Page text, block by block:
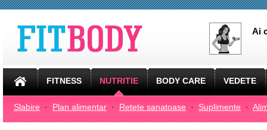
Ai
FITNESS NUTRITIE BODY CARE VEDETE
Slabire · Plan alimentar · Retete sanatoase · Suplimente ·